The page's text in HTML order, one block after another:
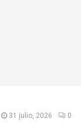
31 julio, 2026 0